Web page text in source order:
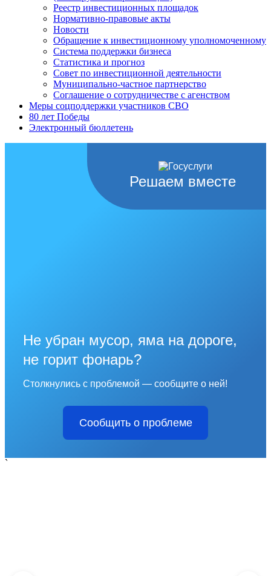
Реестр инвестиционных площадок
Нормативно-правовые акты
Новости
Обращение к инвестиционному уполномоченному
Система поддержки бизнеса
Статистика и прогноз
Совет по инвестиционной деятельности
Муниципально-частное партнерство
Соглашение о сотрудничестве с агенством
Меры соцподдержки участников СВО
80 лет Победы
Электронный бюллетень
Решаем вместе
Не убран мусор, яма на дороге,
не горит фонарь?
Столкнулись с проблемой — сообщите о ней!
Сообщить о проблеме
`